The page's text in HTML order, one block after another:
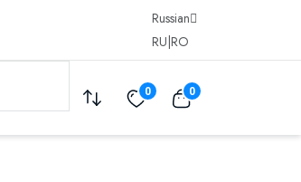
Russian
RU RO
0 0